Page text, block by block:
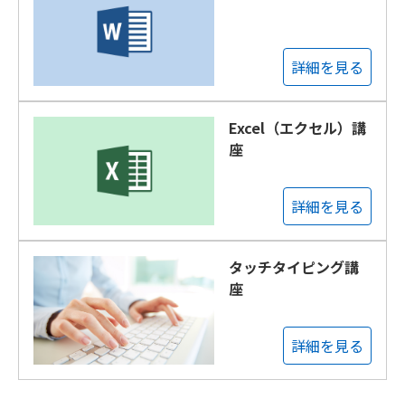
詳細を見る
Excel（エクセル）講
座
詳細を見る
タッチタイピング講
座
詳細を見る